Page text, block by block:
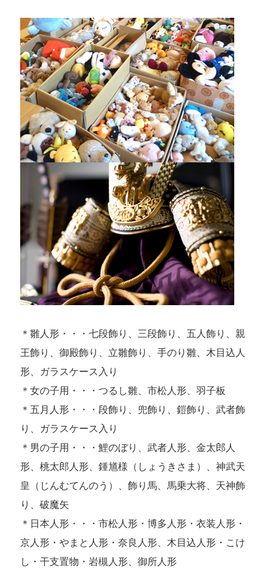
＊雛人形・・・七段飾り、三段飾り、五人飾り、親
王飾り、御殿飾り、立雛飾り、手のり雛、木目込人
形、ガラスケース入り
＊女の子用・・・つるし雛、市松人形、羽子板
＊五月人形・・・段飾り、兜飾り、鎧飾り、武者飾
り、ガラスケース入り
＊男の子用・・・鯉のぼり、武者人形、金太郎人
形、桃太郎人形、鍾馗様（しょうきさま）、神武天
皇（じんむてんのう）、飾り馬、馬乗大将、天神飾
り、破魔矢
＊日本人形・・・市松人形・博多人形・衣装人形・
京人形・やまと人形・奈良人形、木目込人形・こけ
し・干支置物・岩槻人形、御所人形